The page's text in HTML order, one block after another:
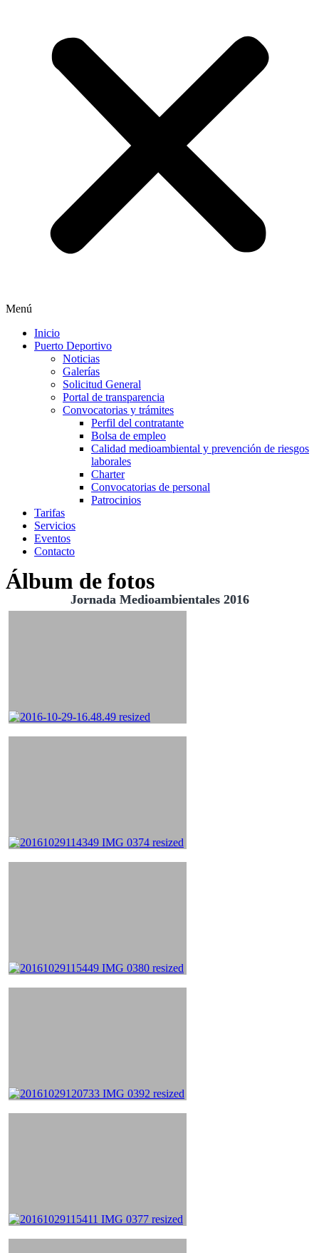
Menú
Inicio
Puerto Deportivo
Noticias
Galerías
Solicitud General
Portal de transparencia
Convocatorias y trámites
Perfil del contratante
Bolsa de empleo
Calidad medioambiental y prevención de riesgos
laborales
Charter
Convocatorias de personal
Patrocinios
Tarifas
Servicios
Eventos
Contacto
Álbum de fotos
Jornada Medioambientales 2016